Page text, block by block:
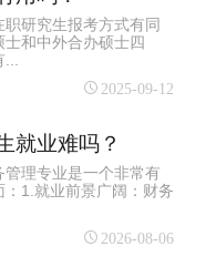
研究生报考方式有同
和中外合办硕士四
2025-09-12
就业难吗？
理专业是一个非常有
1.就业前景广阔：财务
2026-08-06